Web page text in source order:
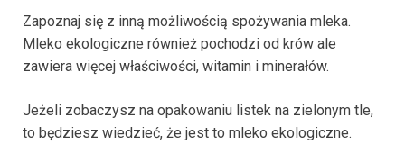
Zapoznaj się z inną możliwością spożywania mleka.
Mleko ekologiczne również pochodzi od krów ale
zawiera więcej właściwości, witamin i minerałów.
Jeżeli zobaczysz na opakowaniu listek na zielonym tle,
to będziesz wiedzieć, że jest to mleko ekologiczne.